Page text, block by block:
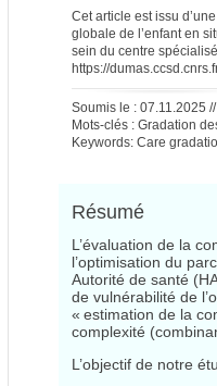
Cet article est issu
globale de l’enfant en
sein du centre
https://
Soumis le : 07.11.2025 //
Mots-clés : Gradation
Keywords: Care
Résumé
L’évaluation de la
l’optimisation du
Autorité de santé
de vulnérabilité de
« estimation de la
complexité
L’objectif de notre